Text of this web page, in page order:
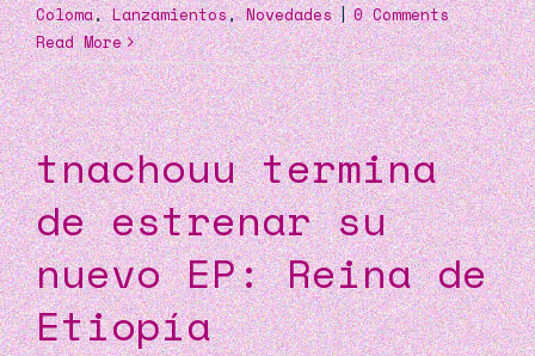
Coloma,Lanzamientos,Novedades | 0 Comments
Read More
tnachouu termina
de estrenar su
nuevo EP: Reina de
Etiopía